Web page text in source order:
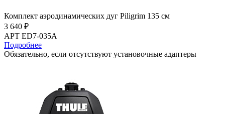
Комплект аэродинамических дуг Piligrim 135 см
3 640 ₽
АРТ ED7-035A
Подробнее
Обязательно, если отсутствуют установочные адаптеры